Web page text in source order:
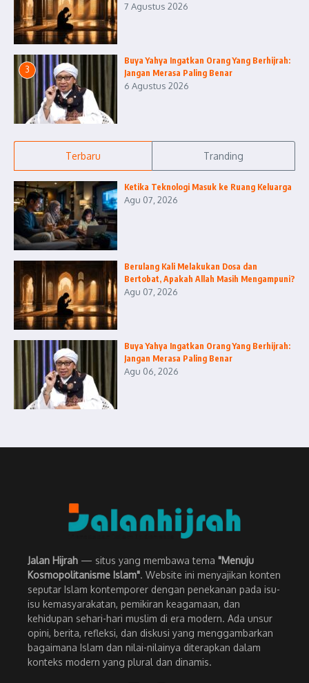
7 Agustus 2026
3
Buya Yahya Ingatkan Orang Yang Berhijrah:
Jangan Merasa Paling Benar
6 Agustus 2026
Terbaru Tranding
Ketika Teknologi Masuk ke Ruang Keluarga
Agu 07, 2026
Berulang Kali Melakukan Dosa dan
Bertobat, Apakah Allah Masih Mengampuni?
Agu 07, 2026
Buya Yahya Ingatkan Orang Yang Berhijrah:
Jangan Merasa Paling Benar
Agu 06, 2026
Jalan Hijrah — situs yang membawa tema "Menuju
Kosmopolitanisme Islam". Website ini menyajikan konten
seputar Islam kontemporer dengan penekanan pada isu-
isu kemasyarakatan, pemikiran keagamaan, dan
kehidupan sehari-hari muslim di era modern. Ada unsur
opini, berita, refleksi, dan diskusi yang menggambarkan
bagaimana Islam dan nilai-nilainya diterapkan dalam
konteks modern yang plural dan dinamis.